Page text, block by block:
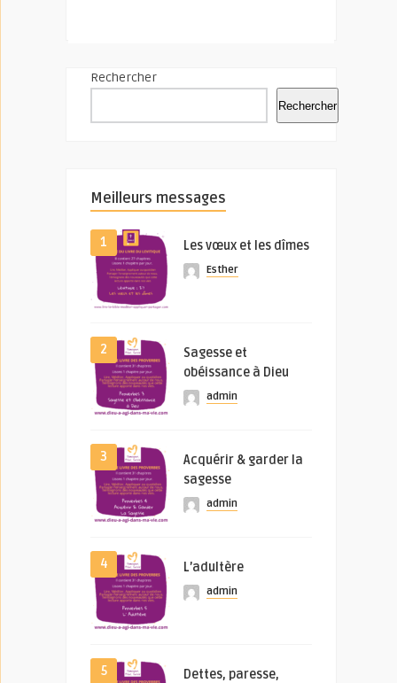
Rechercher
Rechercher
Meilleurs messages
1 Les vœux et les dîmes
Esther
2
Sagesse et
obéissance à Dieu
admin
3
Acquérir & garder la
sagesse
admin
4 L’adultère
admin
5
Dettes, paresse,